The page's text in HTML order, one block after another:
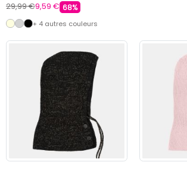
29,99 €9,59 € 68%
+ 4 autres couleurs